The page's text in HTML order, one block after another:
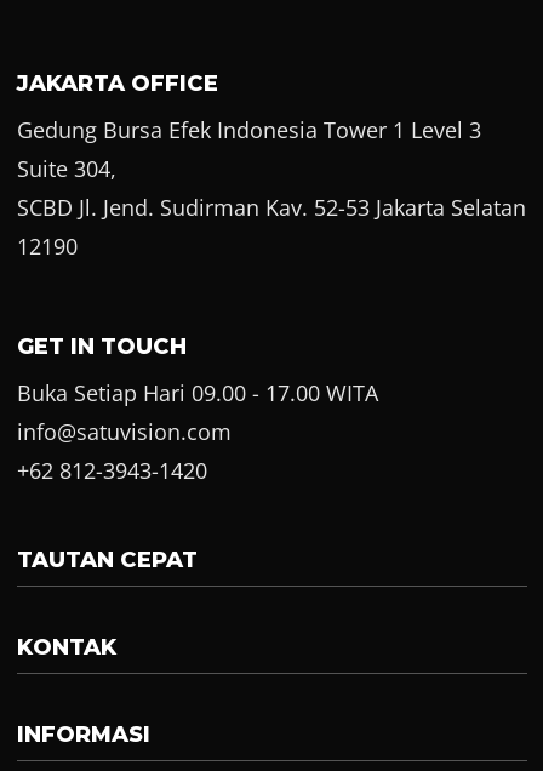
JAKARTA OFFICE
Gedung Bursa Efek Indonesia Tower 1 Level 3
Suite 304,
SCBD Jl. Jend. Sudirman Kav. 52-53 Jakarta Selatan
12190
GET IN TOUCH
Buka Setiap Hari 09.00 - 17.00 WITA
info@satuvision.com
+62 812-3943-1420
TAUTAN CEPAT
KONTAK
INFORMASI